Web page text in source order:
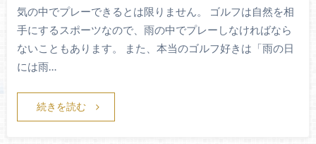
気の中でプレーできるとは限りません。 ゴルフは自然を相
手にするスポーツなので、雨の中でプレーしなければなら
ないこともあります。 また、本当のゴルフ好きは「雨の日
には雨…
続きを読む